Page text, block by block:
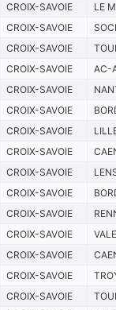
CROIX-SAVOIE LE
CROIX-SAVOIE
CROIX-SAVOIE
CROIX-SAVOIE AC-
CROIX-SAVOIE
CROIX-SAVOIE
CROIX-SAVOIE
CROIX-SAVOIE
CROIX-SAVOIE
CROIX-SAVOIE
CROIX-SAVOIE
CROIX-SAVOIE
CROIX-SAVOIE
CROIX-SAVOIE
CROIX-SAVOIE